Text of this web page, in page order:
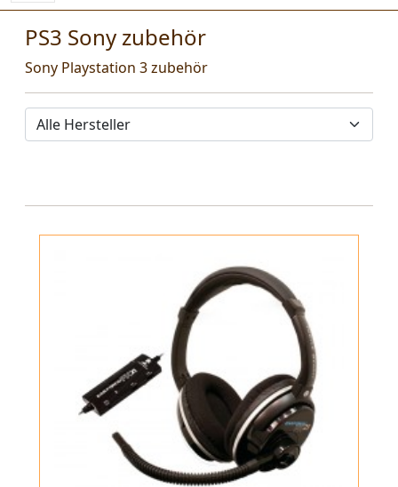
PS3 Sony zubehör
Sony Playstation 3 zubehör